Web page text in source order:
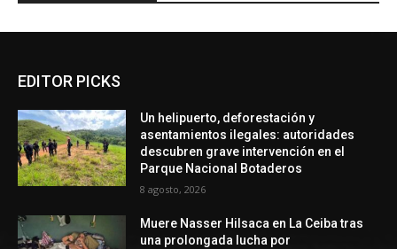
EDITOR PICKS
Un helipuerto, deforestación y
asentamientos ilegales: autoridades
descubren grave intervención en el
Parque Nacional Botaderos
8 agosto, 2026
Muere Nasser Hilsaca en La Ceiba tras
una prolongada lucha por